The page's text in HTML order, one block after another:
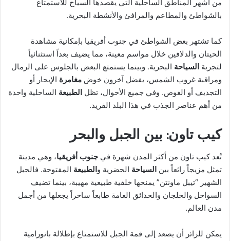
من أشهر المناطق الساحلية التي يقصدها السياح للاستمتاع
بالشواطئ والمطاعم والمرافئ والأنشطة البحرية.
كما تشتهر بعض الشواطئ في جنوب أفريقيا بإمكانية مشاهدة
الحيتان والدلافين خلال مواسم معينة، مما يضيف بعداً استثنائياً
لتجربة السياحة البحرية. وبينما يستمتع البعض بالجلوس على الرمال
ومراقبة غروب الشمس، يفضل آخرون خوض مغامرة الإبحار أو
التجديف أو الغوص. وفي جميع الأحوال، تظل الطبيعة الساحلية واحدة
من أهم عناصر الجذب في هذا البلد الفريد.
كيب تاون: بين الجبل والبحر
تُعد كيب تاون من أكثر المدن شهرة في جنوب أفريقيا، وهي مدينة
تمثل مزيجاً رائعاً بين السياحة الحضرية والطبيعة المفتوحة. فالجبل
الشهير “تيبل ماونتن” يمنحها خلفية طبيعية مهيبة، بينما تضيف
السواحل والخلجان والحدائق العامة طابعاً ساحراً يجعلها من أجمل
مدن العالم.
يمكن للزائر أن يصعد إلى قمة الجبل للاستمتاع بإطلالة بانورامية